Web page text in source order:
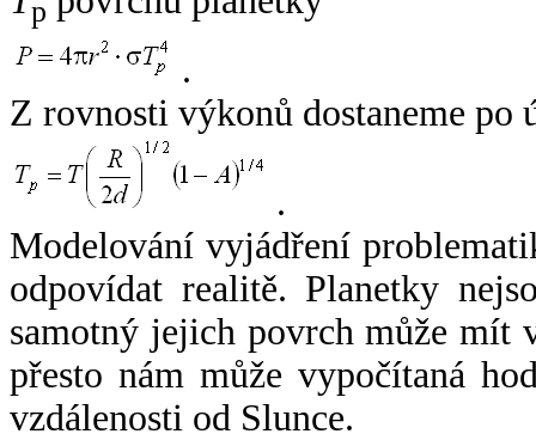
p
.
Z rovnosti výkonů dostaneme po
.
Modelování vyjádření
odpovídat realitě. Planetky
samotný jejich povrch může mít
přesto nám může vypočítaná
vzdálenosti od Slunce.